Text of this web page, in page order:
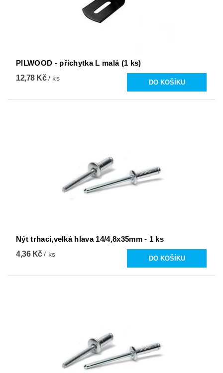
PILWOOD - příchytka L malá (1 ks)
12,78 Kč/ ks
Nýt trhací,velká hlava 14/4,8x35mm - 1 ks
4,36 Kč/ ks